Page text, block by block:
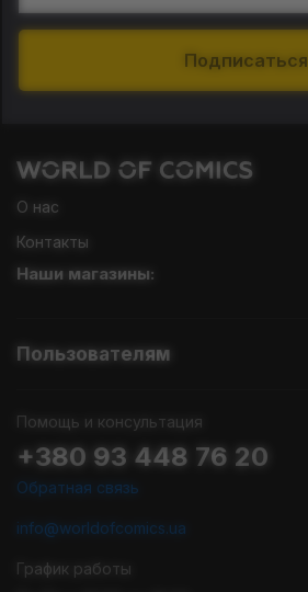
Подписаться
О нас
Контакты
Наши магазины:
Пользователям
Помощь и консультация
+380 93 448 76 20
Обратная связь
info@worldofcomics.ua
График работы